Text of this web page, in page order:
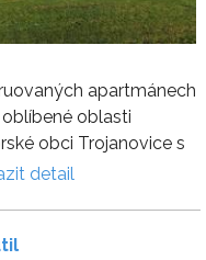
apartmánech
oblasti
obci Trojanovice s
detail